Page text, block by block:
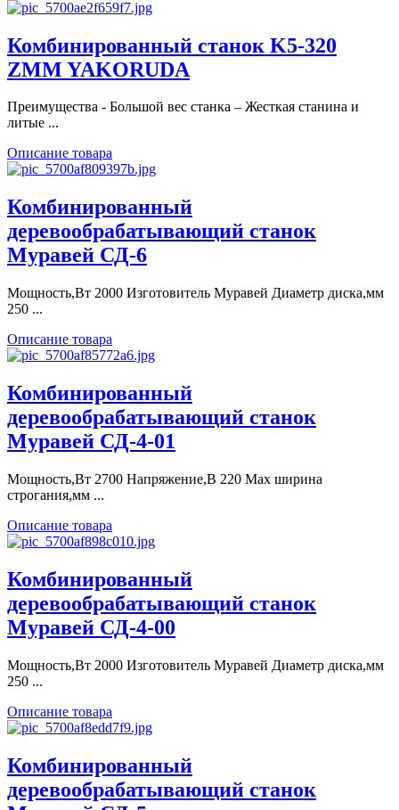
Комбинированный станок K5-320
ZMM YAKORUDA
Преимущества - Большой вес станка – Жесткая станина и
литые ...
Описание товара
Комбинированный
деревообрабатывающий станок
Муравей СД-6
Мощность,Вт 2000 Изготовитель Муравей Диаметр диска,мм
250 ...
Описание товара
Комбинированный
деревообрабатывающий станок
Муравей СД-4-01
Мощность,Вт 2700 Напряжение,В 220 Max ширина
строгания,мм ...
Описание товара
Комбинированный
деревообрабатывающий станок
Муравей СД-4-00
Мощность,Вт 2000 Изготовитель Муравей Диаметр диска,мм
250 ...
Описание товара
Комбинированный
деревообрабатывающий станок